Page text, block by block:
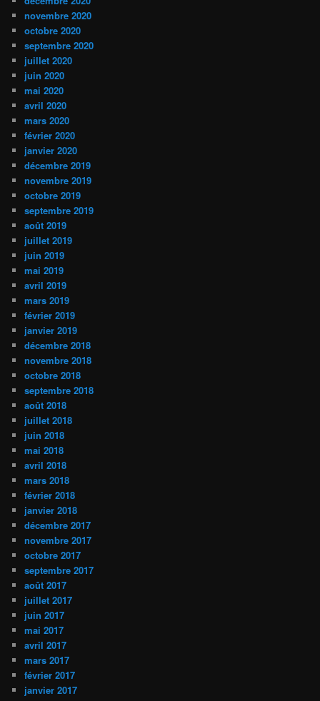
novembre 2020
octobre 2020
septembre 2020
juillet 2020
juin 2020
mai 2020
avril 2020
mars 2020
février 2020
janvier 2020
décembre 2019
novembre 2019
octobre 2019
septembre 2019
août 2019
juillet 2019
juin 2019
mai 2019
avril 2019
mars 2019
février 2019
janvier 2019
décembre 2018
novembre 2018
octobre 2018
septembre 2018
août 2018
juillet 2018
juin 2018
mai 2018
avril 2018
mars 2018
février 2018
janvier 2018
décembre 2017
novembre 2017
octobre 2017
septembre 2017
août 2017
juillet 2017
juin 2017
mai 2017
avril 2017
mars 2017
février 2017
janvier 2017